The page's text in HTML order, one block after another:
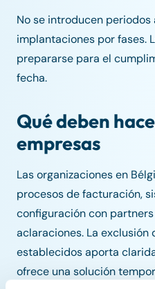
No se introducen
implantaciones por fases.
prepararse para el
fecha.
Qué deben
empresas
Las organizaciones en
procesos de facturación,
configuración con
aclaraciones. La
establecidos aporta
ofrece una solución